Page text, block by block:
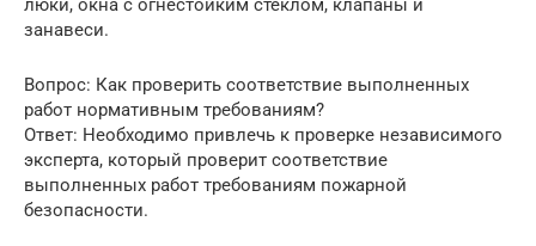
люки, окна с огнестойким стеклом, клапаны и
занавеси.
Вопрос: Как проверить соответствие выполненных
работ нормативным требованиям?
Ответ: Необходимо привлечь к проверке независимого
эксперта, который проверит соответствие
выполненных работ требованиям пожарной
безопасности.